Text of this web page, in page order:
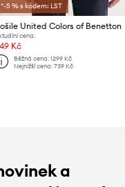
*-5 % s kódem: LST
United Colors of Benetton
cena:
Kč
Běžná cena: 1299 Kč
Nejnižší cena: 739 Kč
a